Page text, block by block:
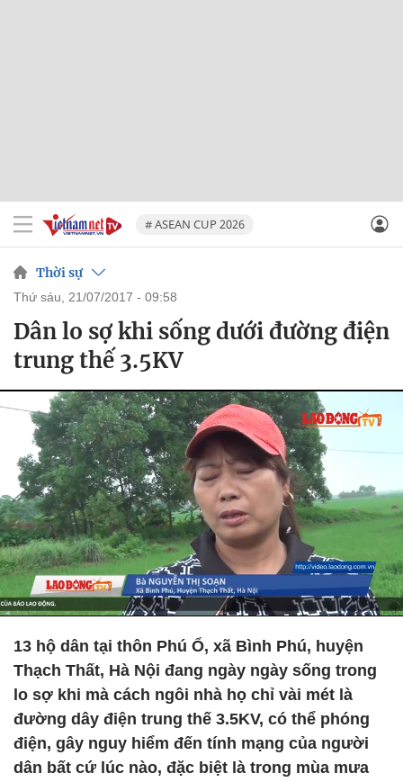
# ASEAN CUP 2026
Thời sự
thứ sáu, 21/07/2017 - 09:58
Dân lo sợ khi sống dưới đường điện
trung thế 3.5KV
13 hộ dân tại thôn Phú Ổ, xã Bình Phú, huyện
Thạch Thất, Hà Nội đang ngày ngày sống trong
lo sợ khi mà cách ngôi nhà họ chỉ vài mét là
đường dây điện trung thế 3.5KV, có thể phóng
điện, gây nguy hiểm đến tính mạng của người
dân bất cứ lúc nào, đặc biệt là trong mùa mưa